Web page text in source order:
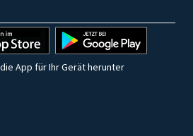
App für Ihr Gerät herunter